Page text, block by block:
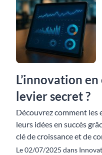
L’innovation
levier secret ?
Découvrez comment
leurs idées en succès
clé de croissance et de
Le 02/07/2025 dans